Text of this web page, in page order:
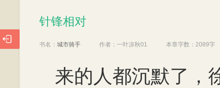
针锋相对
书名： 城市骑手 作者： 一叶凉秋01 本章字数： 2089字
来的人都沉默了，
